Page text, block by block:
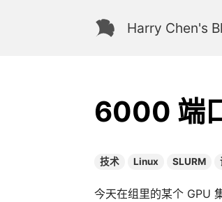
Harry Chen's
6000 端
技术 Linux SLURM
今天在组里的某个 GPU